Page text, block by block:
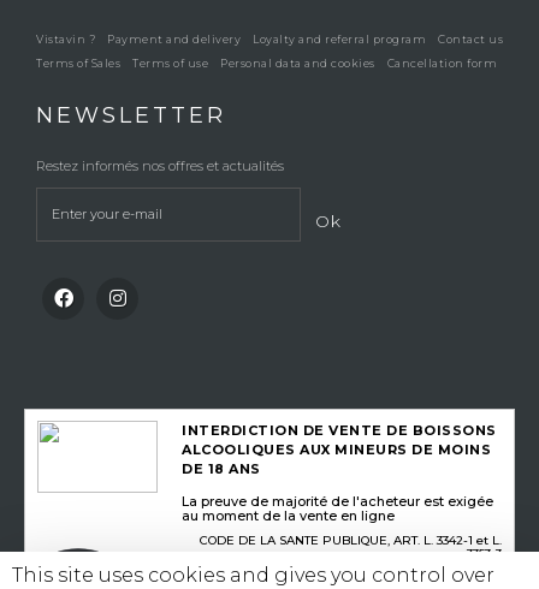
Vistavin ? Payment and delivery Loyalty and referral program
Contact us
Terms of Sales
Terms of use Personal data and cookies Cancellation form
NEWSLETTER
Restez informés nos offres et actualités
Ok
INTERDICTION DE VENTE DE BOISSONS
ALCOOLIQUES AUX MINEURS DE MOINS
DE 18 ANS
La preuve de majorité de l'acheteur est exigée
au moment de la vente en ligne
CODE DE LA SANTE PUBLIQUE, ART. L. 3342-1 et L.
3353-3
This site uses cookies and gives you control over